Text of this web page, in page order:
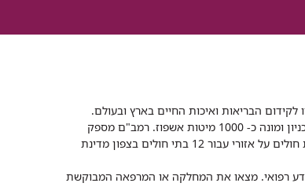
לקידום הבריאות ואיכות החיים בארץ ובעולם.
רמב"ם הוא בית חולים ממשלתי אקדמי, המסונף לפקולטה לרפואה של הטכניון ומונה כ- 1000 מיטות אשפוז. רמב"ם מספק
שירותי רפואה לכ-2,700,000 תושבים, צה"ל וכוחות הביטחון, ומשמש כבית חולים על אזורי עבור 12 בתי חולים בצפון מדינת
רפואי. מצאו את המחלקה או המרפאה המבוקשת